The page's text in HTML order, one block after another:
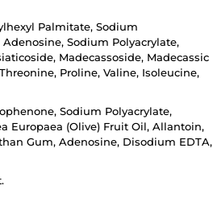
Palmitate, Sodium
Sodium Polyacrylate,
Madecassoside, Madecassic
Proline, Valine, Isoleucine,
Sodium Polyacrylate,
Europaea (Olive) Fruit Oil, Allantoin,
Gum, Adenosine, Disodium EDTA,